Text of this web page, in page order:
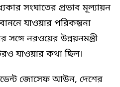
সংঘাতের প্রভাব মূল্যায়ন
যাওয়ার পরিকল্পনা
সঙ্গে নরওয়ের উন্নয়নমন্ত্রী
যাওয়ার কথা ছিল।
জোসেফ আউন, দেশের